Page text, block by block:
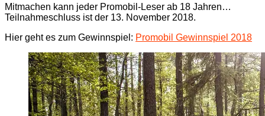
Mitmachen kann jeder Promobil-Leser ab 18 Jahren…
Teilnahmeschluss ist der 13. November 2018.
Hier geht es zum Gewinnspiel: Promobil Gewinnspiel 2018